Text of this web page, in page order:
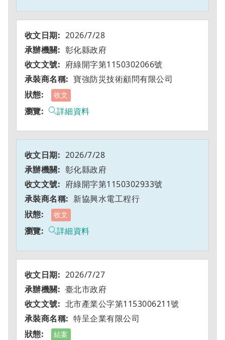
2026/7/28
彰化縣政府
府綠開字第1150302066號
寶強防災技術顧問有限公司
收文
詳細資料
2026/7/28
彰化縣政府
府綠開字第1150302933號
新協興水電工程行
收文
詳細資料
2026/7/27
臺北市政府
北市產業公字第1153006211號
特呈企業有限公司
結案